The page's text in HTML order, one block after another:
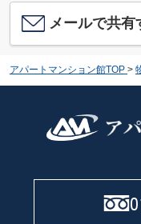
メールで共有
アパートマンション館TOP >